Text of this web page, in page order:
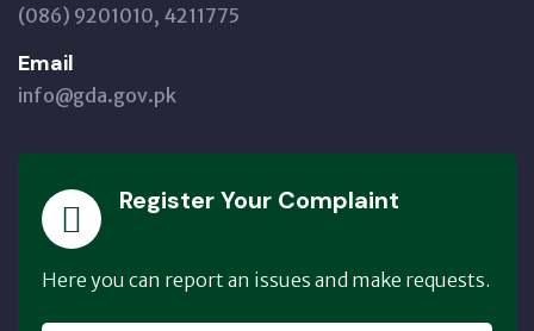
(086) 9201010, 4211775
Email
info@gda.gov.pk
Register Your Complaint
Here you can report an issues and make requests.